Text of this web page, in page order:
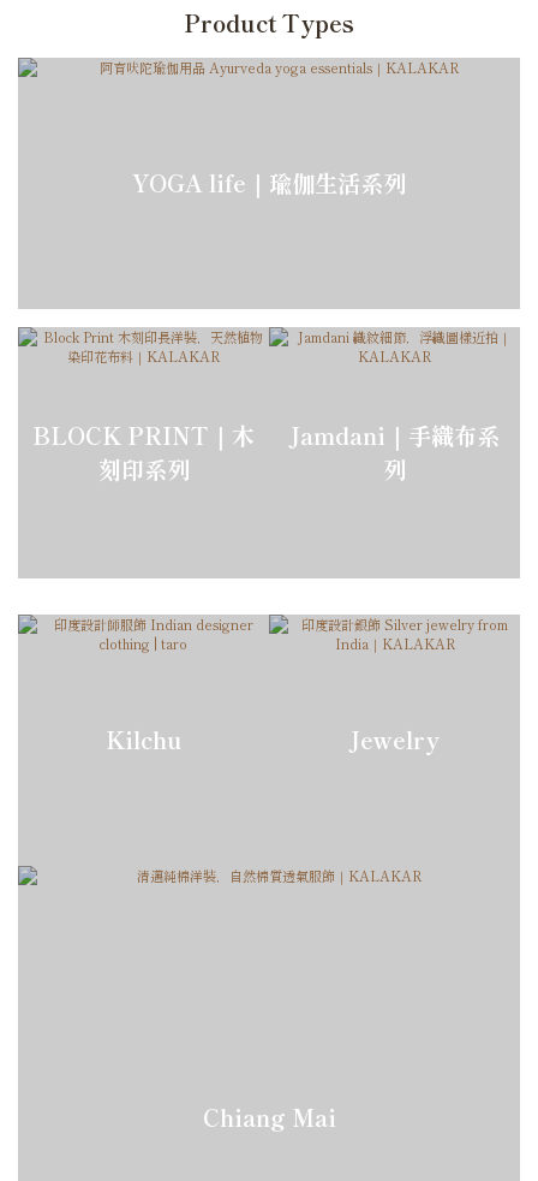
Product Types
YOGA life｜瑜伽生活系列
BLOCK PRINT｜木
刻印系列
Jamdani｜手織布系
列
Kilchu Jewelry
Chiang Mai